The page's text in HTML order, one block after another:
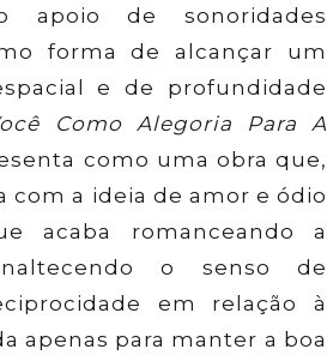
apoio de sonoridades
forma de alcançar um
e de profundidade
Como Alegoria Para A
como uma obra que,
com a ideia de amor e ódio
acaba romanceando a
o senso de
em relação à
apenas para manter a boa